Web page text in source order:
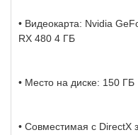
• Видеокарта: Nvidia
RX 480 4 ГБ
• Место на диске: 150 ГБ
• Совместимая с DirectX